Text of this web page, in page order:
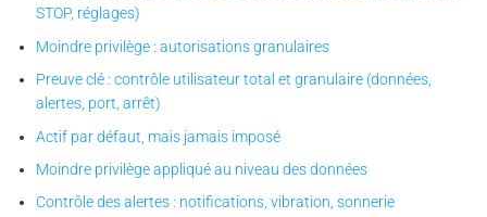
STOP, réglages)
Moindre privilège : autorisations granulaires
Preuve clé : contrôle utilisateur total et granulaire (données,
alertes, port, arrêt)
Actif par défaut, mais jamais imposé
Moindre privilège appliqué au niveau des données
Contrôle des alertes : notifications, vibration, sonnerie